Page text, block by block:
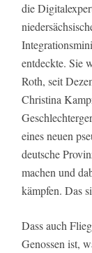
die
entdeckte. Sie
Roth, seit
Christina
eines neuen
deutsche
machen und
kämpfen. Das
Dass auch
Genossen ist,